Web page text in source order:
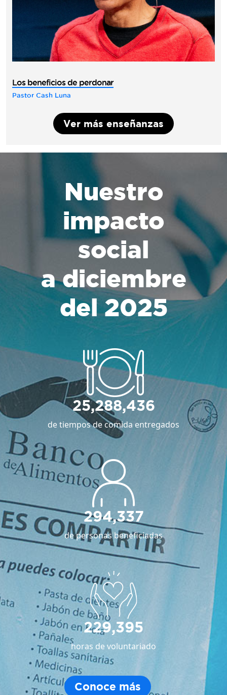
Los beneficios de perdonar
Pastor Cash Luna
Ver más enseñanzas
Nuestro
impacto
social
a diciembre
del 2025
25,288,436
de tiempos de comida entregados
294,337
de personas beneficiadas
229,395
horas de voluntariado
Conoce más